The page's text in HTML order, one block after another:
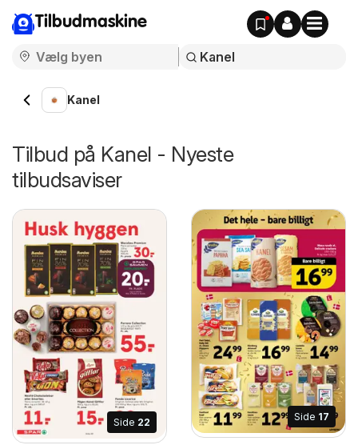
Tilbudmaskine
Kanel
Tilbud på Kanel - Nyeste
tilbudsaviser
Side 22 Side 17